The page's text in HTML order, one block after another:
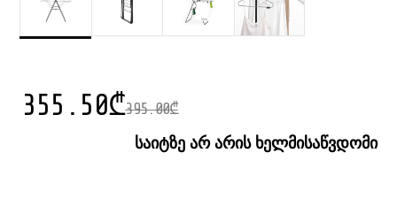
395.00₾
355.50₾
საიტზე არ არის ხელმისაწვდომი